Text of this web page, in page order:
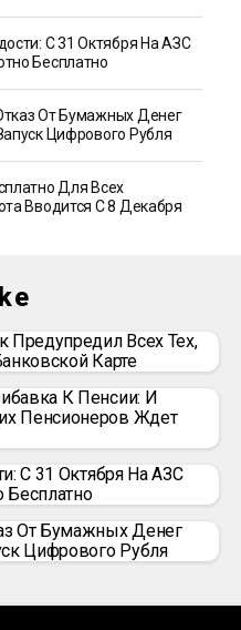
С 31 Октября На АЗС
Бесплатно
От Бумажных Денег
Цифрового Рубля
Для Всех
Вводится С 8 Декабря
Предупредил Всех Тех,
Карте
К Пенсии: И
Пенсионеров Ждет
С 31 Октября На АЗС
Бесплатно
От Бумажных Денег
Цифрового Рубля